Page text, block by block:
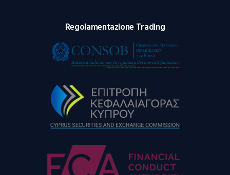
Regolamentazione Trading